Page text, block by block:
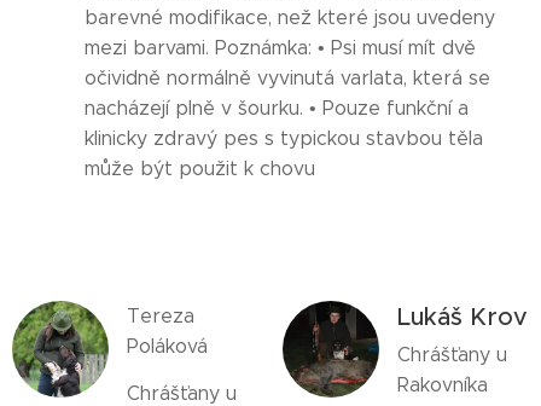
barevné modifikace, než které jsou uvedeny
mezi barvami. Poznámka: • Psi musí mít dvě
očividně normálně vyvinutá varlata, která se
nacházejí plně v šourku. • Pouze funkční a
klinicky zdravý pes s typickou stavbou těla
může být použit k chovu
Tereza
Poláková
Chrášťany u
Lukáš Krov
Chrášťany u
Rakovníka